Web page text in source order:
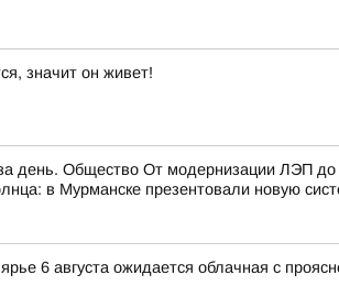
значит он живет!
день. Общество От модернизации ЛЭП до
в Мурманске презентовали новую
6 августа ожидается облачная с